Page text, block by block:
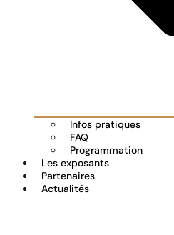
Infos pratiques
FAQ
Programmation
Les exposants
Partenaires
Actualités